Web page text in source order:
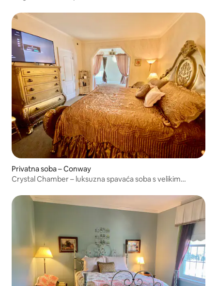
Privatna soba – Conway
Crystal Chamber – luksuzna spavaća soba s velikim